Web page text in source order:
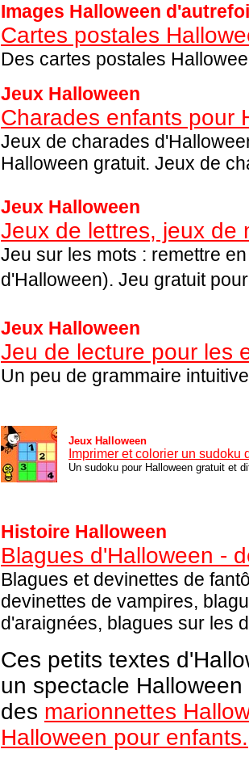
Images Halloween
Cartes postales
Des cartes postales
Jeux Halloween
Charades enfants pour
Jeux de charades
Halloween gratuit. Jeux de
Jeux Halloween
Jeux de lettres, jeux de
Jeu sur les mots : remettre
d'Halloween). Jeu gratuit
Jeux Halloween
Jeu de lecture pour les
Un peu de grammaire
Jeux Halloween
Imprimer et colorier un sudoku
Un sudoku pour Halloween gratuit et
Histoire Halloween
Blagues d'Halloween -
Blagues et devinettes de
devinettes de vampires,
d'araignées, blagues sur les
Ces petits textes
un spectacle
des marionnettes
Halloween pour enfants.